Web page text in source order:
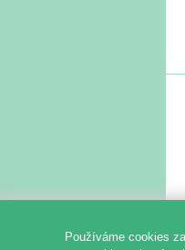
Používáme cookies